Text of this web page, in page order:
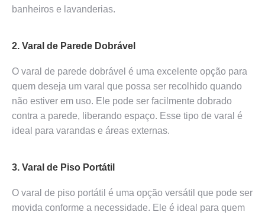
banheiros e lavanderias.
2. Varal de Parede Dobrável
O varal de parede dobrável é uma excelente opção para
quem deseja um varal que possa ser recolhido quando
não estiver em uso. Ele pode ser facilmente dobrado
contra a parede, liberando espaço. Esse tipo de varal é
ideal para varandas e áreas externas.
3. Varal de Piso Portátil
O varal de piso portátil é uma opção versátil que pode ser
movida conforme a necessidade. Ele é ideal para quem